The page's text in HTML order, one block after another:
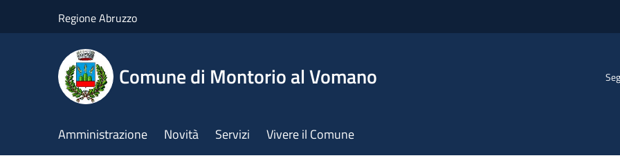
Regione Abruzzo
Comune di Montorio al Vomano
Amministrazione Novità Servizi Vivere il Comune